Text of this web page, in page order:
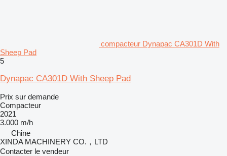
compacteur Dynapac CA301D With
Sheep Pad
5
Dynapac CA301D With Sheep Pad
Prix sur demande
Compacteur
2021
3.000 m/h
Chine
XINDA MACHINERY CO.，LTD
Contacter le vendeur